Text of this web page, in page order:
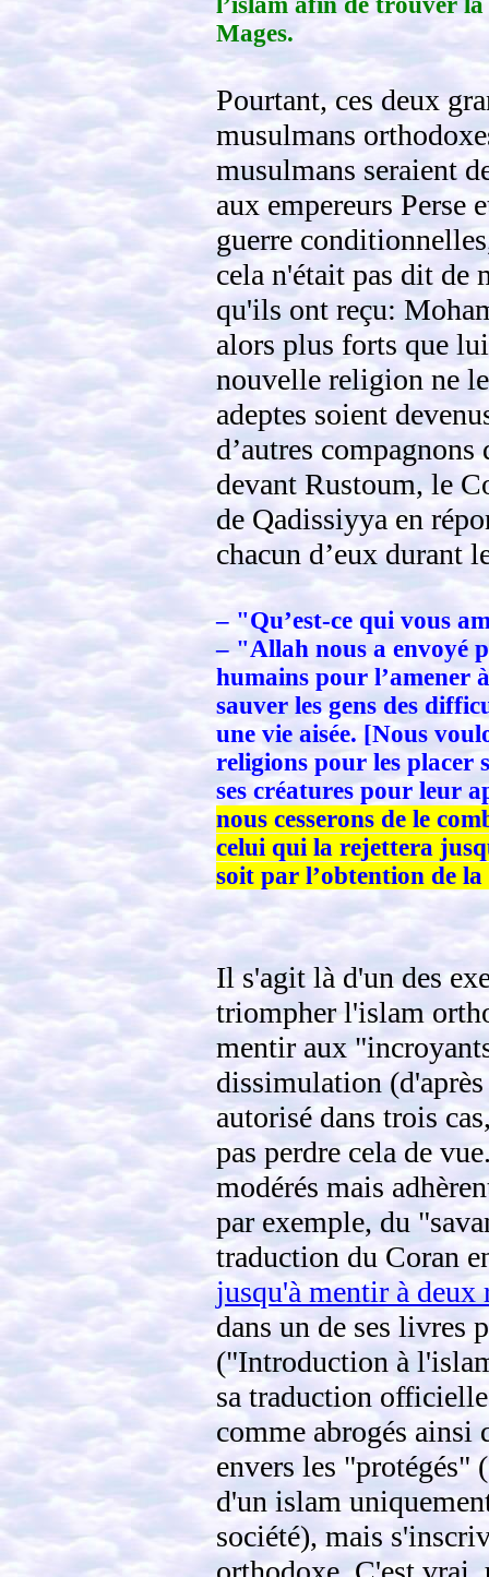
Mages.
Pourtant, ces deux
musulmans
musulmans seraient
aux empereurs Perse
guerre
cela n'était pas dit de
qu'ils ont reçu:
alors plus forts que
nouvelle religion ne
adeptes soient
d’autres
devant Rustoum, le
de Qadissiyya en
chacun d’eux durant
– "Qu’est-ce qui vous
– "Allah nous a envoyé
humains pour l’amener
sauver les gens des
une vie aisée. [Nous
religions pour les placer
ses créatures pour leur
nous cesserons de le
celui qui la rejettera
soit par l’obtention de
Il s'agit là d'un des
triompher l'islam
mentir aux
dissimulation
autorisé dans trois
pas perdre cela de
modérés mais
par exemple, du
traduction du Coran
jusqu'à mentir à deux
dans un de ses livres
("Introduction à
sa traduction
comme abrogés ainsi
envers les "protégés"
d'un islam
société), mais